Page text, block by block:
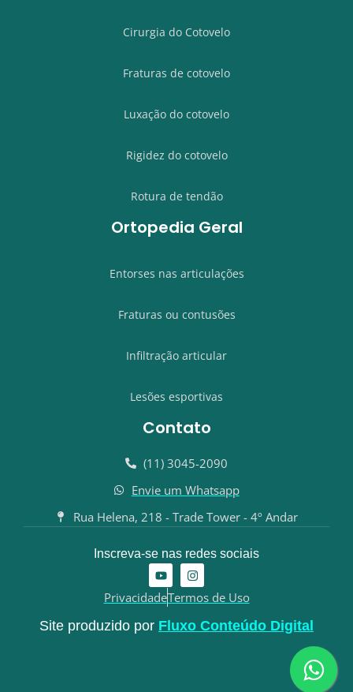
Cirurgia do Cotovelo
Fraturas de cotovelo
Luxação do cotovelo
Rigidez do cotovelo
Rotura de tendão
Ortopedia Geral
Entorses nas articulações
Fraturas ou contusões
Infiltração articular
Lesões esportivas
Contato
(11) 3045-2090
Envie um Whatsapp
Rua Helena, 218 - Trade Tower - 4º Andar
Inscreva-se nas redes sociais
Y
o
u
t
b
I
n
t
g
PrivacidadeTermos de Uso
Site produzido por Fluxo Conteúdo Digital